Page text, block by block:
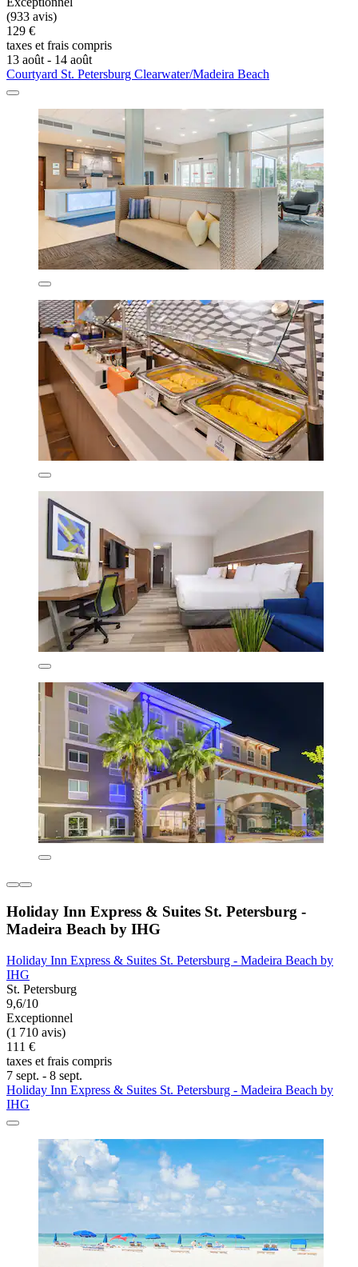
(933 avis)
129 €
taxes et frais compris
13 août - 14 août
Courtyard St. Petersburg Clearwater/Madeira Beach
Holiday Inn Express & Suites St. Petersburg -
Madeira Beach by IHG
Holiday Inn Express & Suites St. Petersburg - Madeira Beach by
IHG
St. Petersburg
9,6/10
Exceptionnel
(1 710 avis)
111 €
taxes et frais compris
7 sept. - 8 sept.
Holiday Inn Express & Suites St. Petersburg - Madeira Beach by
IHG